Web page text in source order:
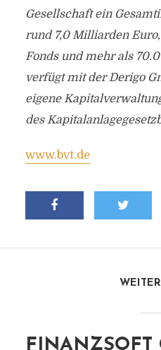
Gesellschaft ein
rund 7,0 Milliarden
Fonds und mehr als
verfügt mit der Derigo
eigene
des
www.bvt.de
FINANZSOFT